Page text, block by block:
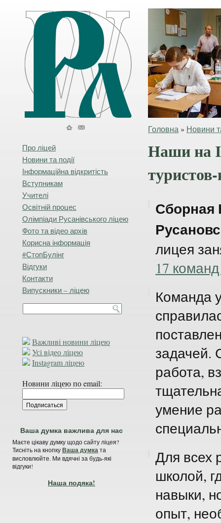
Головна » Новини
Про ліцей
Новини та події
Інформаційна відкритість
Вступникам
Учителі
Освітній процес
Олімпіади Русанівського ліцею
Фото та відео архів
Корисна інформація
#СтопБулінг
Відгуки
Контакти
Випускники – ліцею
Важливі новини ліцею
Усі відео ліцею
Instagram ліцею
Новини ліцею по email:
Ваша думка важлива для нас
Маєте цікаву думку щодо сайту ліцея?
Тисніть на кнопкуВаша думката
висловлюйте. Ми вдячні за будь-які
відгуки!
Наша подяка!
Наши на
Сборная
лицея
17
Команда
задачей.
работа,
умение
Для всех
школой,
навыки,
опыт,